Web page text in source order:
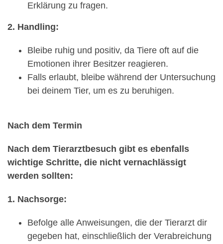
Erklärung zu fragen.
2. Handling:
Bleibe ruhig und positiv, da Tiere oft auf die
Emotionen ihrer Besitzer reagieren.
Falls erlaubt, bleibe während der Untersuchung
bei deinem Tier, um es zu beruhigen.
Nach dem Termin
Nach dem Tierarztbesuch gibt es ebenfalls
wichtige Schritte, die nicht vernachlässigt
werden sollten:
1. Nachsorge:
Befolge alle Anweisungen, die der Tierarzt dir
gegeben hat, einschließlich der Verabreichung